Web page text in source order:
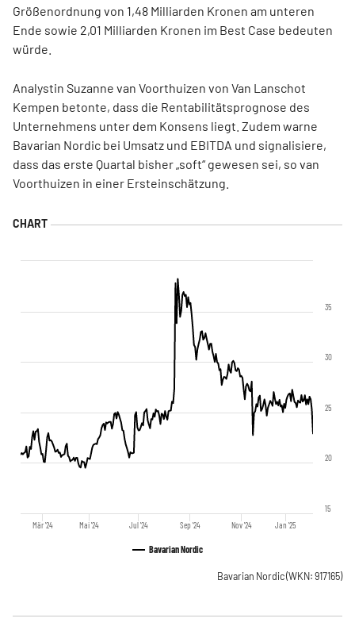
Größenordnung von 1,48 Milliarden Kronen am unteren
Ende sowie 2,01 Milliarden Kronen im Best Case bedeuten
würde.
Analystin Suzanne van Voorthuizen von Van Lanschot
Kempen betonte, dass die Rentabilitätsprognose des
Unternehmens unter dem Konsens liegt. Zudem warne
Bavarian Nordic bei Umsatz und EBITDA und signalisiere,
dass das erste Quartal bisher „soft“ gewesen sei, so van
Voorthuizen in einer Ersteinschätzung.
Bavarian Nordic
Mär '24 Mai '24 Jul '24 Sep '24 Nov '24 Jan '25
15
20
25
30
35
Bavarian Nordic(WKN: 917165)